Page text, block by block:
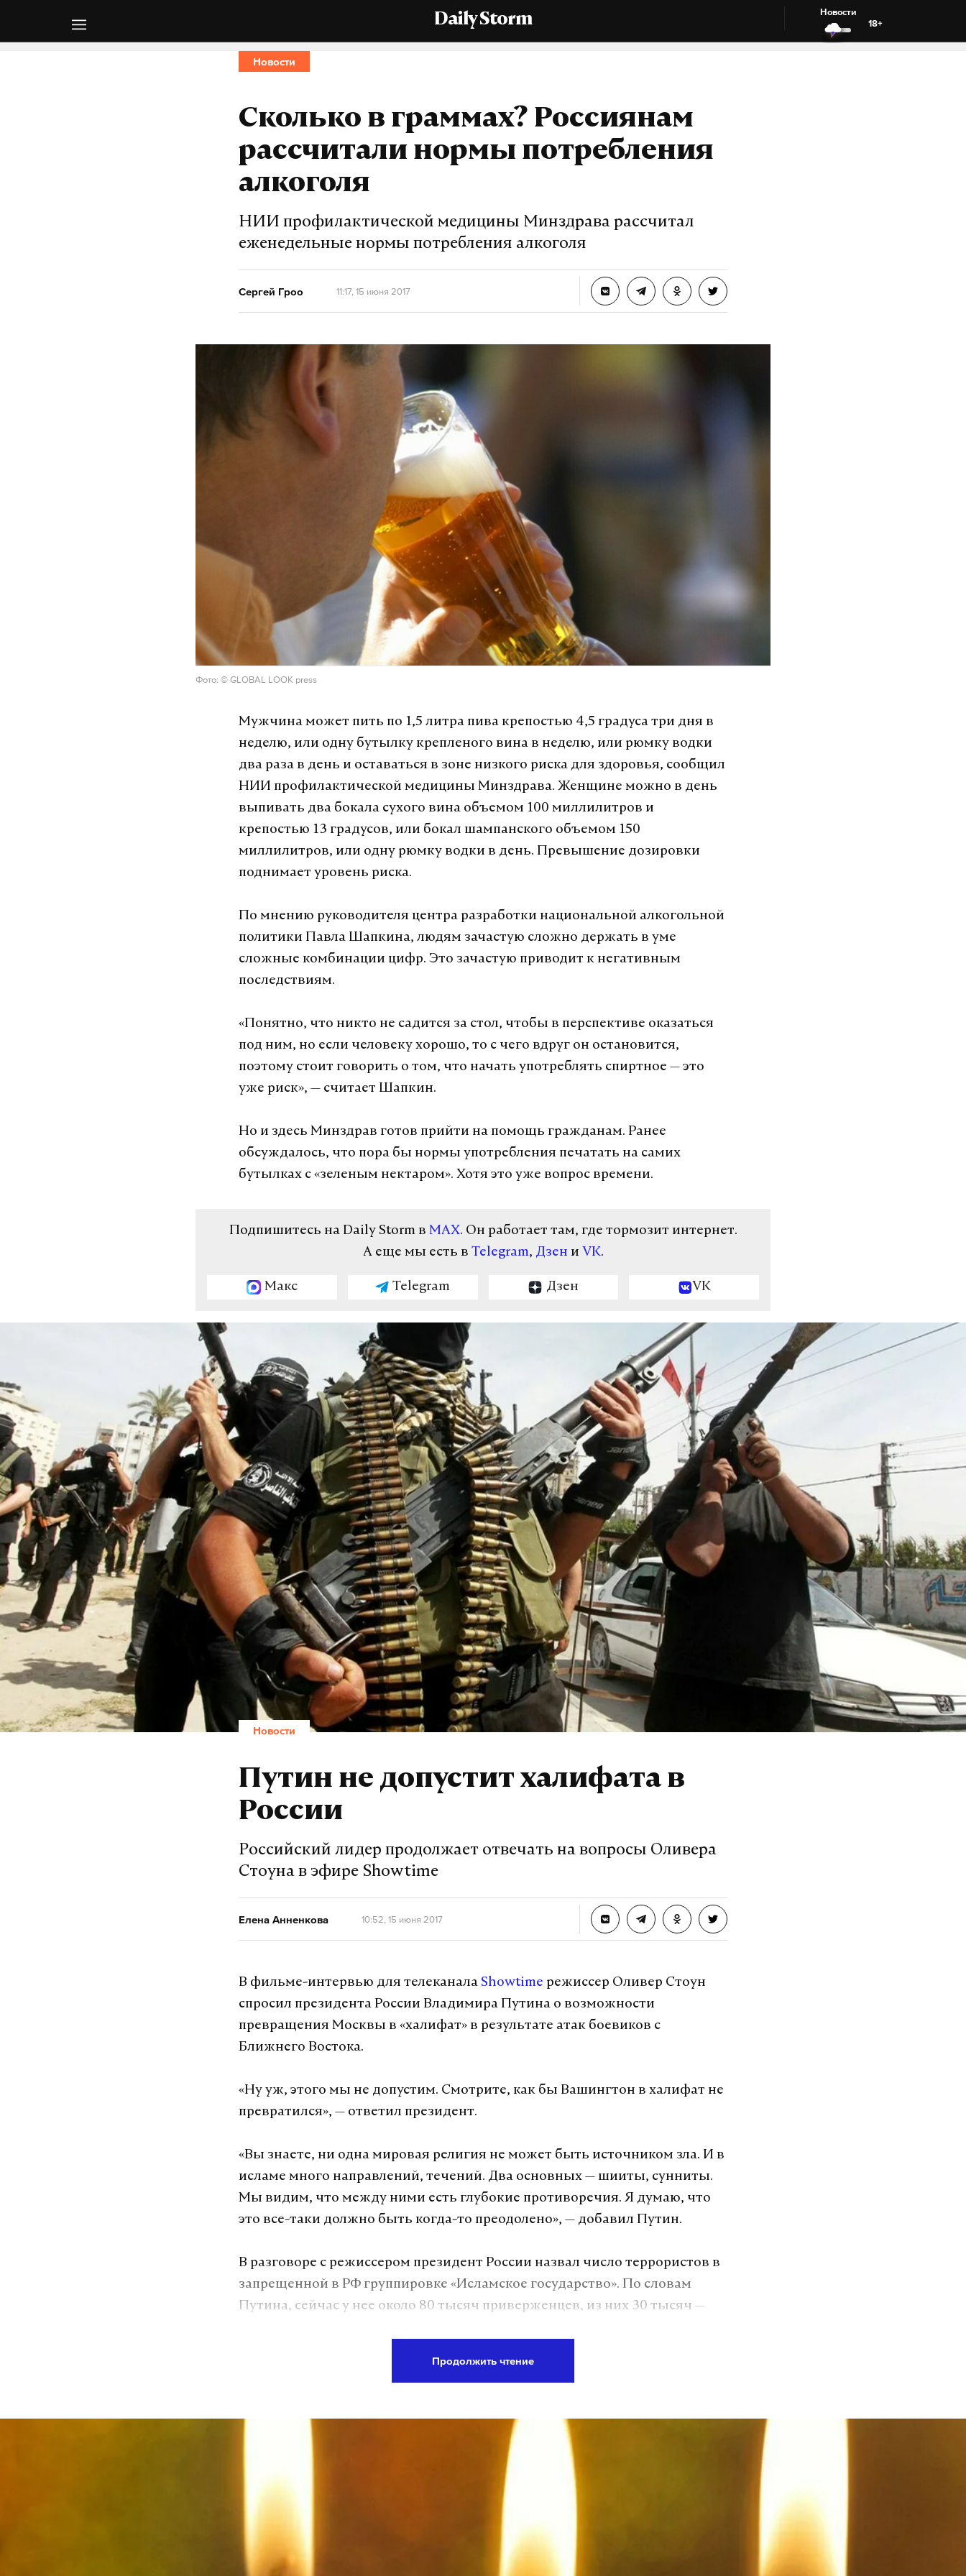
Daily Storm
Новости
18+
Новости
Сколько в граммах? Россиянам
рассчитали нормы потребления
алкоголя
НИИ профилактической медицины Минздрава рассчитал
еженедельные нормы потребления алкоголя
Сергей Гроо 11:17, 15 июня 2017
Фото: © GLOBAL LOOK press
Мужчина может пить по 1,5 литра пива крепостью 4,5 градуса три дня в
неделю, или одну бутылку крепленого вина в неделю, или рюмку водки
два раза в день и оставаться в зоне низкого риска для здоровья, сообщил
НИИ профилактической медицины Минздрава. Женщине можно в день
выпивать два бокала сухого вина объемом 100 миллилитров и
крепостью 13 градусов, или бокал шампанского объемом 150
миллилитров, или одну рюмку водки в день. Превышение дозировки
поднимает уровень риска.
По мнению руководителя центра разработки национальной алкогольной
политики Павла Шапкина, людям зачастую сложно держать в уме
сложные комбинации цифр. Это зачастую приводит к негативным
последствиям.
«Понятно, что никто не садится за стол, чтобы в перспективе оказаться
под ним, но если человеку хорошо, то с чего вдруг он остановится,
поэтому стоит говорить о том, что начать употреблять спиртное — это
уже риск», — считает Шапкин.
Но и здесь Минздрав готов прийти на помощь гражданам. Ранее
обсуждалось, что пора бы нормы употребления печатать на самих
бутылках с «зеленым нектаром». Хотя это уже вопрос времени.
Подпишитесь на Daily Storm в MAX. Он работает там, где тормозит интернет.
А еще мы есть в Telegram, Дзен и VK.
Макс Telegram Дзен VK
Новости
Путин не допустит халифата в
России
Российский лидер продолжает отвечать на вопросы Оливера
Стоуна в эфире Showtime
Елена Анненкова 10:52, 15 июня 2017
В фильме-интервью для телеканала Showtime режиссер Оливер Стоун
спросил президента России Владимира Путина о возможности
превращения Москвы в «халифат» в результате атак боевиков с
Ближнего Востока.
«Ну уж, этого мы не допустим. Смотрите, как бы Вашингтон в халифат не
превратился», — ответил президент.
«Вы знаете, ни одна мировая религия не может быть источником зла. И в
исламе много направлений, течений. Два основных — шииты, сунниты.
Мы видим, что между ними есть глубокие противоречия. Я думаю, что
это все-таки должно быть когда-то преодолено», — добавил Путин.
В разговоре с режиссером президент России назвал число террористов в
запрещенной в РФ группировке «Исламское государство». По словам
Путина, сейчас у нее около 80 тысяч приверженцев, из них 30 тысяч —
Мощь боевиков поддерживается за счет контроля нефтедобычи,
Средней Азии», — пояснил Владимир Путин.
Первая серия документального фильма «Интервью с Путиным» была
показана в США 13 июня. В России премьера состоится 19 июня на
«Первом канале».
Продолжить чтение